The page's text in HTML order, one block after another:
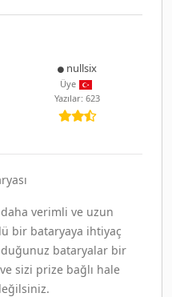
nullsix
Üye
Yazılar: 623
verimli ve uzun
bir bataryaya ihtiyaç
bataryalar bir
sizi prize bağlı hale